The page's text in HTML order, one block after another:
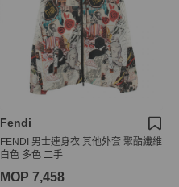
Fendi
FENDI 男士連身衣 其他外套 聚酯纖維
白色 多色 二手
MOP 7,458